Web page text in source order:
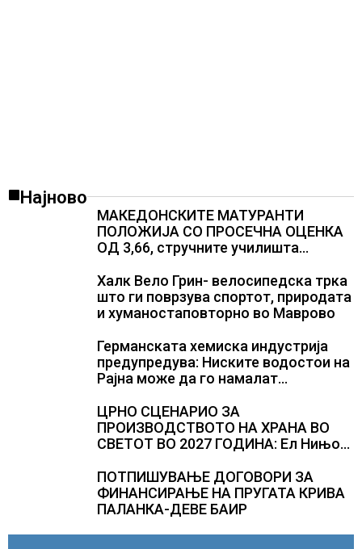
Најново
МАКЕДОНСКИТЕ МАТУРАНТИ
ПОЛОЖИЈА СО ПРОСЕЧНА ОЦЕНКА
ОД 3,66, стручните училишта
Халк Вело Грин- велосипедска трка
што ги поврзува спортот, природата
и хуманостаповторно во Маврово
Германската хемиска индустрија
предупредува: Ниските водостои на
Рајна може да го намалат
ЦРНО СЦЕНАРИО ЗА
ПРОИЗВОДСТВОТО НА ХРАНА ВО
СВЕТОТ ВО 2027 ГОДИНА: Ел Нињо
милиони луѓе во акутен глад
ПОТПИШУВАЊЕ ДОГОВОРИ ЗА
ФИНАНСИРАЊЕ НА ПРУГАТА КРИВА
ПАЛАНКА-ДЕВЕ БАИР